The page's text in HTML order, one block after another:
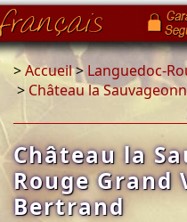
>Accueil>Languedoc-
> Château la
Château la
Rouge Grand
Bertrand